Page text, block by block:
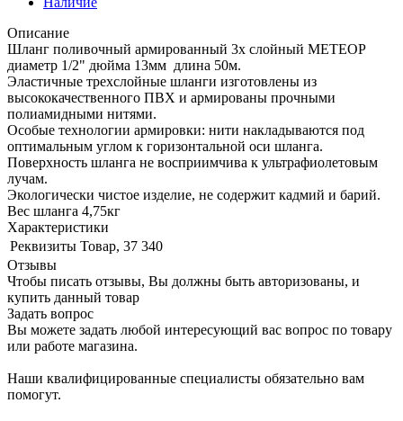
Описание
Шланг поливочный армированный 3х слойный МЕТЕОР
диаметр 1/2" дюйма 13мм длина 50м.
Эластичные трехслойные шланги изготовлены из
высококачественного ПВХ и армированы прочными
полиамидными нитями.
Особые технологии армировки: нити накладываются под
оптимальным углом к горизонтальной оси шланга.
Поверхность шланга не восприимчива к ультрафиолетовым
лучам.
Экологически чистое изделие, не содержит кадмий и барий.
Вес шланга 4,75кг
Характеристики
Реквизиты Товар, 37 340
Отзывы
Чтобы писать отзывы, Вы должны быть авторизованы, и
купить данный товар
Задать вопрос
Вы можете задать любой интересующий вас вопрос по товару
или работе магазина.
Наши квалифицированные специалисты обязательно вам
помогут.